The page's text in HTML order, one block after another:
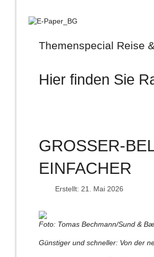
Themenspecial Reise
Hier finden Sie
GROSSER-
INFACHER
Erstellt: 21. Mai 2026
Foto: Tomas Bechmann/Sund &
Günstiger und schneller: Von der